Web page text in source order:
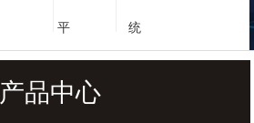
平 统
产品中心